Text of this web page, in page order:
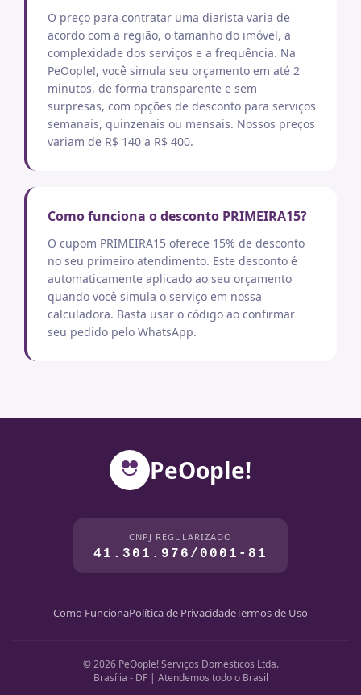
O preço para contratar uma diarista varia de
acordo com a região, o tamanho do imóvel, a
complexidade dos serviços e a frequência. Na
PeOople!, você simula seu orçamento em até 2
minutos, de forma transparente e sem
surpresas, com opções de desconto para serviços
semanais, quinzenais ou mensais. Nossos preços
variam de R$ 140 a R$ 400.
Como funciona o desconto PRIMEIRA15?
O cupom PRIMEIRA15 oferece 15% de desconto
no seu primeiro atendimento. Este desconto é
automaticamente aplicado ao seu orçamento
quando você simula o serviço em nossa
calculadora. Basta usar o código ao confirmar
seu pedido pelo WhatsApp.
PeOople!
CNPJ REGULARIZADO
41.301.976/0001-81
Como FuncionaPolítica de PrivacidadeTermos de Uso
© 2026 PeOople! Serviços Domésticos Ltda.
Brasília - DF | Atendemos todo o Brasil